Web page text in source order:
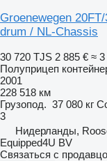
Groenewegen
drum / NL-Chassis
30 720 TJS 2 885 € ≈ 3
Полуприцеп
2001
228 518 км
Грузопод. 37 080 кг
3
Нидерланды,
Equipped4U BV
Связаться с